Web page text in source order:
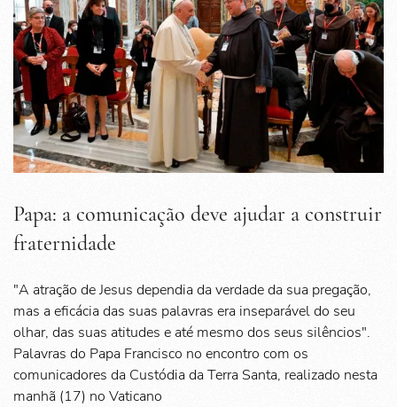
Papa: a comunicação deve ajudar a construir
fraternidade
"A atração de Jesus dependia da verdade da sua pregação,
mas a eficácia das suas palavras era inseparável do seu
olhar, das suas atitudes e até mesmo dos seus silêncios".
Palavras do Papa Francisco no encontro com os
comunicadores da Custódia da Terra Santa, realizado nesta
manhã (17) no Vaticano